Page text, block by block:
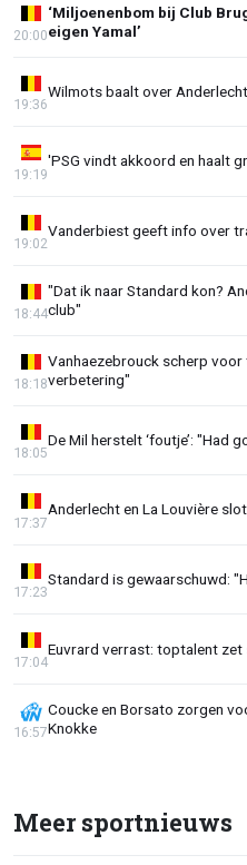
‘Miljoenenbom bij Club
eigen Yamal’
20:00
Wilmots baalt over
19:36
'PSG vindt akkoord en haalt
19:19
Vanderbiest geeft info over
19:02
"Dat ik naar Standard kon?
club"
18:44
Vanhaezebrouck scherp voor
verbetering"
18:18
De Mil herstelt ‘foutje’: "Had
18:05
Anderlecht en La Louvière
17:37
Standard is gewaarschuwd:
17:23
Euvrard verrast: toptalent
17:04
Coucke en Borsato zorgen
Knokke
16:57
Meer sportnieuws